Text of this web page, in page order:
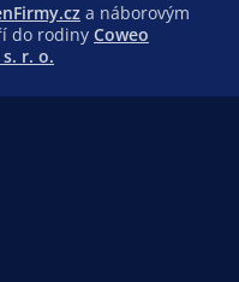
a náborovým
do rodiny Coweo
r. o.